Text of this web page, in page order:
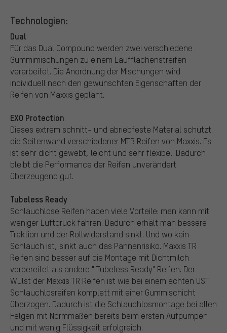
Technologien:
Dual
Für das Dual Compound werden zwei verschiedene
Gummimischungen zu einem Laufflächenstreifen
verarbeitet. Die Anordnung der Mischungen wird
individuell nach den gewünschten Eigenschaften der
Reifen von Maxxis geplant.
EXO Protection
Dieses extrem schnitt- und abriebfeste Material schützt
die Seitenwand verschiedener MTB Reifen von Maxxis. Es
ist sehr dicht gewebt, leicht und sehr flexibel. Dadurch
bleibt die Performance der Reifen unverändert
überzeugend gut.
Tubeless Ready
Schlauchlose Reifen haben viele Vorteile: man kann mit
weniger Luftdruck fahren. Dadurch erhält man bessere
Traktion und der Rollwiderstand sinkt. Und wo kein
Schlauch ist, sinkt auch das Pannenrisiko. Maxxis TR
Reifen sind besser auf die Montage mit Dichtmilch
vorbereitet als andere " Tubeless Ready" Reifen. Der
Wulst der Maxxis TR Reifen ist wie bei einem echten UST
Schlauchlosreifen komplett mit einer Gummischicht
überzogen. Dadurch ist die Schlauchlosmontage bei allen
Felgen mit Normmaßen bereits beim ersten Aufpumpen
und mit wenig Flüssigkeit erfolgreich.